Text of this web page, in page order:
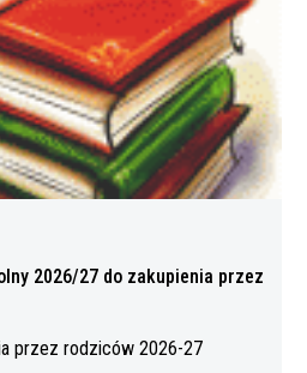
do
zakupienia
przez
rodziców
2026/27 do zakupienia przez
przez rodziców 2026-27